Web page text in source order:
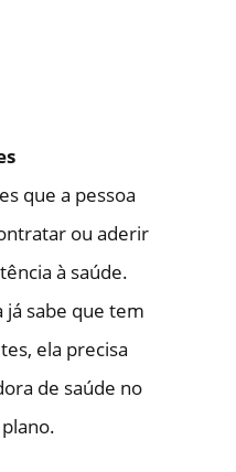
que a pessoa
ou aderir
à saúde.
já sabe que tem
ela precisa
de saúde no